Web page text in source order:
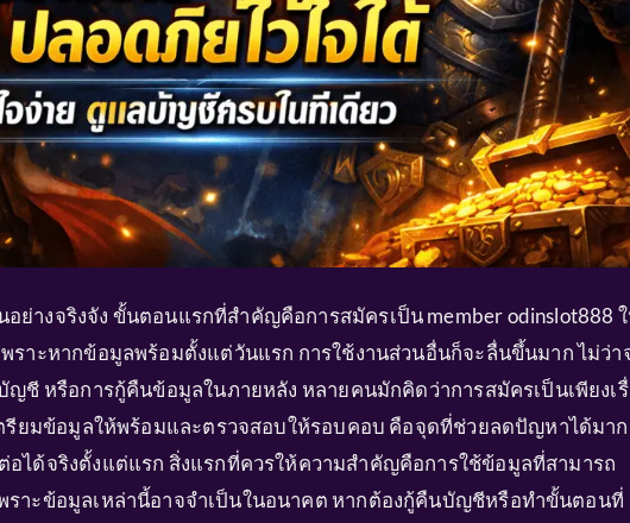
ย่างจริงจัง ขั้นตอนแรกที่สำคัญคือการสมัครเป็น member odinslot888
ราะหากข้อมูลพร้อมตั้งแต่วันแรก การใช้งานส่วนอื่นก็จะลื่นขึ้นมาก ไม่ว่า
ญชี หรือการกู้คืนข้อมูลในภายหลัง หลายคนมักคิดว่าการสมัครเป็นเพียงเรื่
รียมข้อมูลให้พร้อมและตรวจสอบให้รอบคอบ คือจุดที่ช่วยลดปัญหาได้มาก
ได้จริงตั้งแต่แรก สิ่งแรกที่ควรให้ความสำคัญคือการใช้ข้อมูลที่สามารถ
ราะข้อมูลเหล่านี้อาจจำเป็นในอนาคต หากต้องกู้คืนบัญชีหรือทำขั้นตอนที่